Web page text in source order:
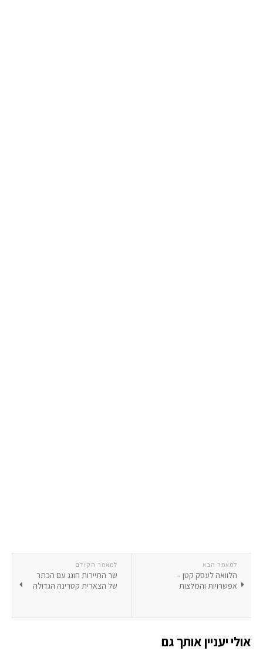
למאמר הקודם
שר התיירות חוגג עם הכתר
של הצארית קטרינה הגדולה
למאמר הבא
הלוואה לעסק קטן –
אפשרויות והמלצות
אולי יעניין אותך גם